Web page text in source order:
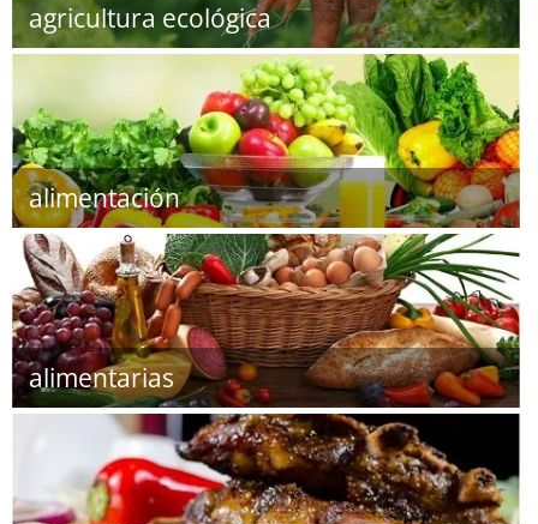
agricultura ecológica
alimentación
alimentarias